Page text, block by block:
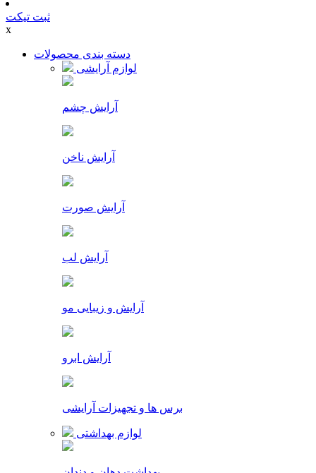
ثبت تیکت
x
دسته بندی محصولات
لوازم آرایشی
آرایش چشم
آرایش ناخن
آرایش صورت
آرایش لب
آرایش و زیبایی مو
آرایش ابرو
برس ها و تجهیزات آرایشی
لوازم بهداشتی